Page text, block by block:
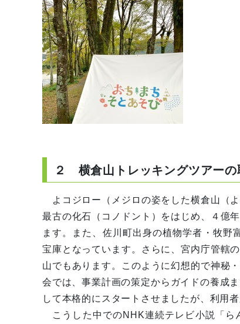
２ 横倉山トレッキングツアーの
よコジロー（メジロの姿をした横倉山（
最古の化石（コノドント）をはじめ、４億
ます。また、佐川町出身の植物学者・牧
宝庫となっています。さらに、宮内庁管轄
山でもあります。このように幻想的で神秘
会では、事業計画の策定からガイドの養成
して本格的にスタートさせましたが、利用
こうした中でのNHK連続テレビ小説「ら